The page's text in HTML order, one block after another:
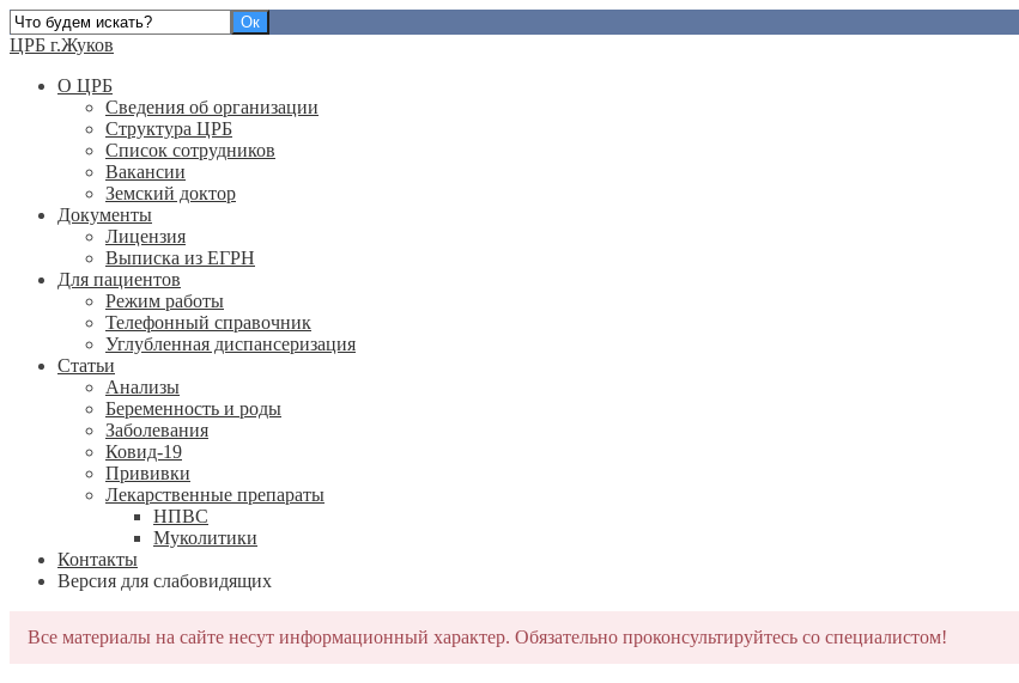
ЦРБ г.Жуков
О ЦРБ
Сведения об организации
Структура ЦРБ
Список сотрудников
Вакансии
Земский доктор
Документы
Лицензия
Выписка из ЕГРН
Для пациентов
Режим работы
Телефонный справочник
Углубленная диспансеризация
Статьи
Анализы
Беременность и роды
Заболевания
Ковид-19
Прививки
Лекарственные препараты
НПВС
Муколитики
Контакты
Версия для слабовидящих
Все материалы на сайте несут информационный характер. Обязательно проконсультируйтесь со специалистом!